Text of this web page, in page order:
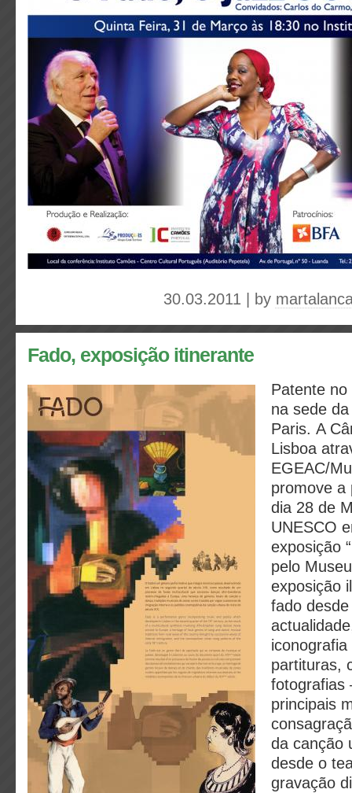
30.03.2011 | by
Fado, exposição itinerante
Patente no
na sede
Paris. A
Lisboa
EGEAC/
promove a
dia 28 de
UNESCO
exposição
pelo
exposição
fado
partituras,
fotografias
principais
da canção
desde o
gravação